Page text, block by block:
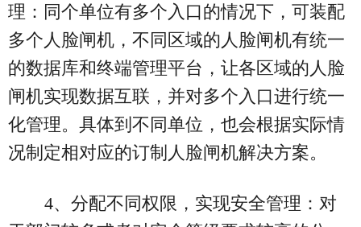
理：同个单位有多个入口的情况下，可装配
多个人脸闸机，不同区域的人脸闸机有统一
的数据库和终端管理平台，让各区域的人脸
闸机实现数据互联，并对多个入口进行统一
化管理。具体到不同单位，也会根据实际情
况制定相对应的订制人脸闸机解决方案。
4、分配不同权限，实现安全管理：对